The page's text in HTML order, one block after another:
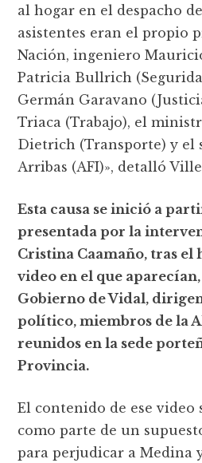
al hogar en el despacho
asistentes eran el propio
Nación, ingeniero
Patricia Bullrich
Germán Garavano
Triaca (Trabajo), el
Dietrich (Transporte) y el
Arribas (AFI)», detalló
Esta causa se inició a
presentada por la
Cristina Caamaño, tras el
video en el que
Gobierno de Vidal,
político, miembros de la
reunidos en la sede
Provincia.
El contenido de ese video
como parte de un
para perjudicar a Medina